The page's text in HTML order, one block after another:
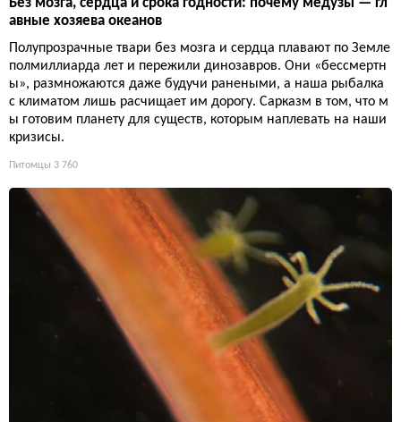
Без мозга, сердца и срока годности: почему медузы — гл
авные хозяева океанов
Полупрозрачные твари без мозга и сердца плавают по Земле
полмиллиарда лет и пережили динозавров. Они «бессмертн
ы», размножаются даже будучи ранеными, а наша рыбалка
с климатом лишь расчищает им дорогу. Сарказм в том, что м
ы готовим планету для существ, которым наплевать на наши
кризисы.
Питомцы 3 760